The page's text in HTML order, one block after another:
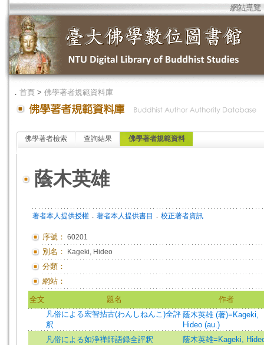
網站導覽
． 首頁 > 佛學著者規範資料庫
佛學著者檢索 查詢結果 佛學著者規範資料
蔭木英雄
著者本人提供授權 ． 著者本人提供書目 ． 校正著者資訊
序號： 60201
別名： Kageki, Hideo
分類：
網站：
全文 題名
作者
凡俗による宏智拈古(わんしねんこ)全評
釈
蔭木英雄 (著)=Kageki,
Hideo (au.)
凡俗による如浄禅師語録全評釈
蔭木英雄=Kageki,